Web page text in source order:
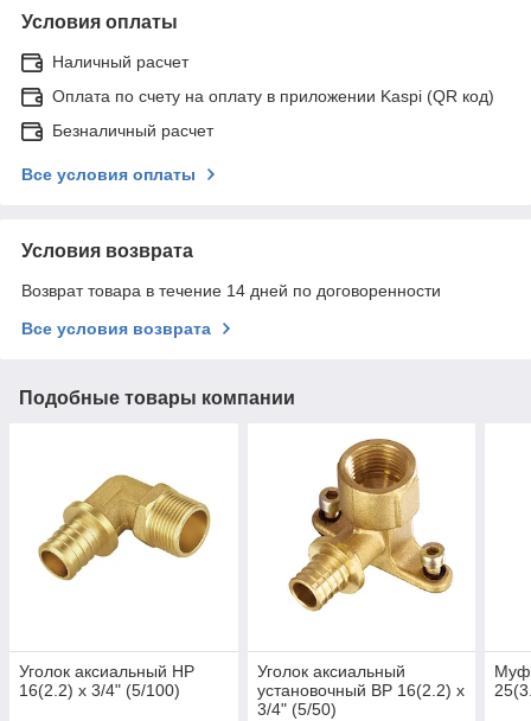
Условия оплаты
Наличный расчет
Оплата по счету на оплату в приложении Kaspi (QR код)
Безналичный расчет
Все условия оплаты
Условия возврата
Возврат товара в течение 14 дней по договоренности
Все условия возврата
Подобные товары компании
Уголок аксиальный НР
16(2.2) х 3/4" (5/100)
Уголок аксиальный
установочный ВР 16(2.2) х
3/4" (5/50)